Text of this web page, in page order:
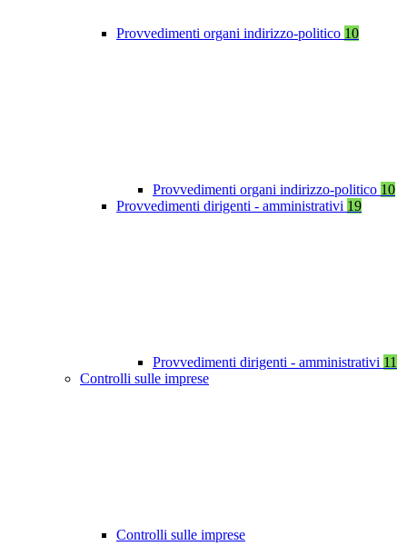
Provvedimenti organi indirizzo-politico 10
Provvedimenti organi indirizzo-politico 10
Provvedimenti dirigenti - amministrativi 19
Provvedimenti dirigenti - amministrativi 11
Controlli sulle imprese
Controlli sulle imprese